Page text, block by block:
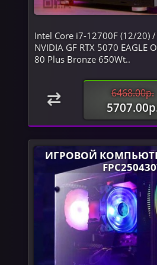
Intel Core i7-12700F (12/20)
NVIDIA GF RTX 5070 EAGLE
80 Plus Bronze 650Wt..
6468.00р.
ИГРОВОЙ